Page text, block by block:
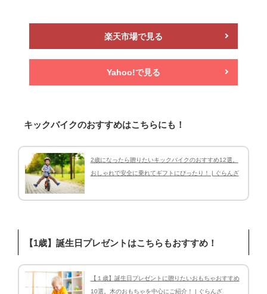
楽天市場で見る
Yahoo!で見る
キックバイクのおすすめはこちらにも！
2歳になったら贈りたいキックバイクのおすすめ12選。
おしゃれで安全に乗れてギフトにぴったり！ | ぐらんざ
【1歳】誕生日プレゼントはこちらもおすすめ！
【１歳】誕生日プレゼントに贈りたいおもちゃおすすめ
10選。木のおもちゃを中心にご紹介！ | ぐらんざ